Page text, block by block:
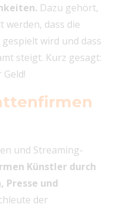
Dazu gehört,
werden, dass die
wird und dass
steigt. Kurz gesagt:
und Streaming-
Künstler durch
Presse und
der